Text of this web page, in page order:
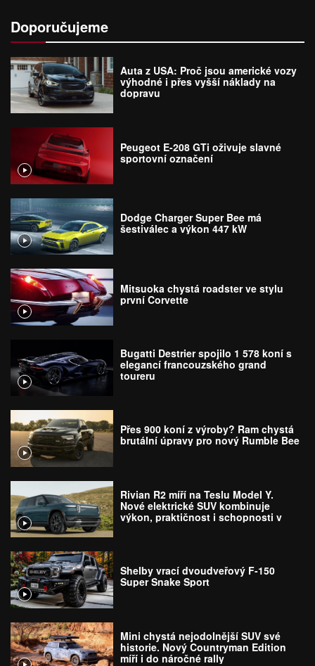
Doporučujeme
Auta z USA: Proč jsou americké vozy
výhodné i přes vyšší náklady na
dopravu
Peugeot E-208 GTi oživuje slavné
sportovní označení
Dodge Charger Super Bee má
šestiválec a výkon 447 kW
Mitsuoka chystá roadster ve stylu
první Corvette
Bugatti Destrier spojilo 1 578 koní s
elegancí francouzského grand
toureru
Přes 900 koní z výroby? Ram chystá
brutální úpravy pro nový Rumble Bee
Rivian R2 míří na Teslu Model Y.
Nové elektrické SUV kombinuje
výkon, praktičnost i schopnosti v
Shelby vrací dvoudveřový F-150
Super Snake Sport
Mini chystá nejodolnější SUV své
historie. Nový Countryman Edition
míří i do náročné rally